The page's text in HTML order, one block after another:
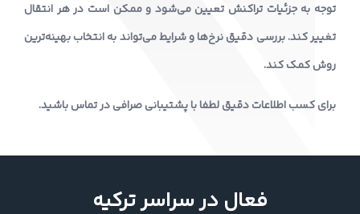
توجه به جزئیات تراکنش تعیین می‌شود و ممکن است در هر انتقال
تغییر کند. بررسی دقیق نرخ‌ها و شرایط می‌تواند به انتخاب بهینه‌ترین
روش کمک کند.
برای کسب اطلاعات دقیق لطفا با پشتیبانی صرافی در تماس باشید.
فعال در سراسر ترکیه